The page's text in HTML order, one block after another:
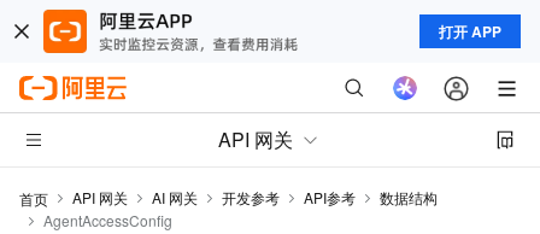
打开 APP
API 网关
首页 API 网关 AI 网关 开发参考 API参考
数据结构
AgentAccessConfig